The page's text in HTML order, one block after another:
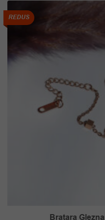
REDUS
Bratara